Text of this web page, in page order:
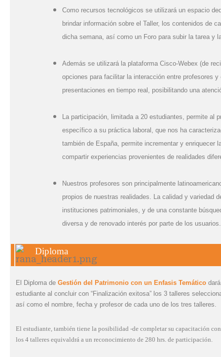
Como recursos tecnológicos se utilizará un espacio
brindar información sobre el Taller, los contenidos de
dicha semana, así como un Foro para subir la tarea y
Además se utilizará la plataforma Cisco-Webex (de
opciones para facilitar la interacción entre profesores y
presentaciones en tiempo real, posibilitando una
La participación, limitada a 20 estudiantes, permite al
específico a su práctica laboral, que nos ha
también de España, permite incrementar y enriquecer
compartir experiencias provenientes de realidades
Nuestros profesores son principalmente
propios de nuestras realidades. La calidad y variedad
instituciones patrimoniales, y de una constante
diversa y de renovado interés por parte de los usuarios.
Diploma
El Diploma de Gestión del Patrimonio con un Enfasis Temático
estudiante al concluir con “Finalización exitosa” los 3 talleres
así como el nombre, fecha y profesor de cada uno de los tres talleres.
El estudiante, también tiene la posibilidad -de completar su capacitación
los 4 talleres equivaldrá a un reconocimiento de 280 hrs. de participación.